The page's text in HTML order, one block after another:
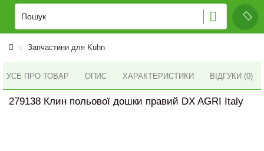
Запчастини для Kuhn
УСЕ ПРО ТОВАР ОПИС ХАРАКТЕРИСТИКИ ВІДГУКИ (0)
279138 Клин польової дошки правий DX AGRI Italy